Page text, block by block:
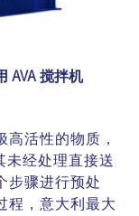
AVA 搅拌机
活性的物质，
未经处理直接送
步骤进行预处
程，意大利最大